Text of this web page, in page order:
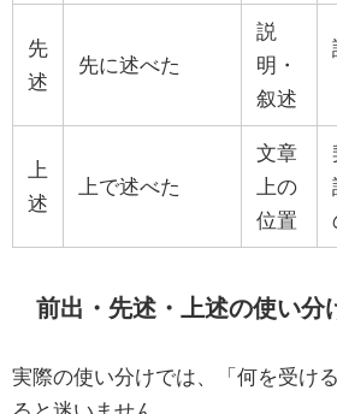
先
述
先に述べた
説
明・
叙述
上
述
上で述べた
文章
上の
位置
前出・先述・上述の使い分
実際の使い分けでは、「何を受け
ると迷いません。